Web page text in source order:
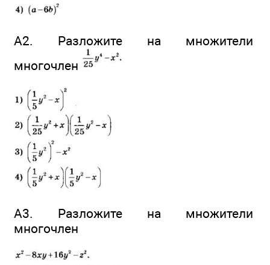
А2. Разложите на множители
многочлен
А3. Разложите на множители
многочлен